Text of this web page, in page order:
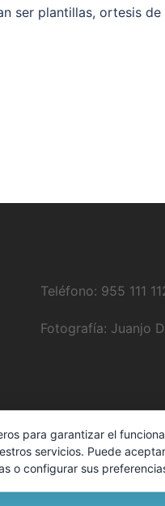
ser plantillas, ortesis
Teléfono: 955 111
Fotografía: Juanjo
para garantizar el
servicios. Puede
o configurar sus